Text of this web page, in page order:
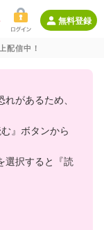
無料登録
配信中！
があるため、
』ボタンから
選択すると『読